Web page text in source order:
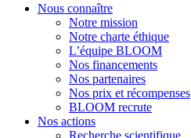
Nous connaître
Notre mission
Notre charte éthique
L’équipe BLOOM
Nos financements
Nos partenaires
Nos prix et récompenses
BLOOM recrute
Nos actions
Recherche scientifique